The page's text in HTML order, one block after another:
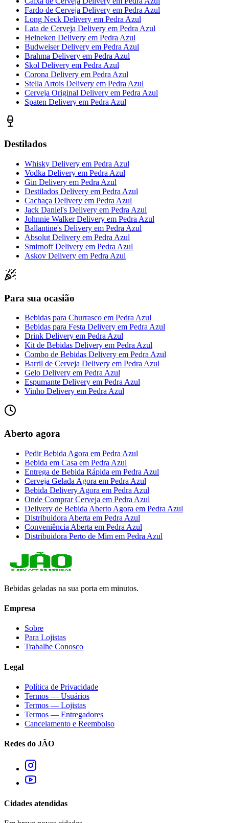
Fardo de Cerveja Delivery em Pedra Azul
Long Neck Delivery em Pedra Azul
Lata de Cerveja Delivery em Pedra Azul
Heineken Delivery em Pedra Azul
Budweiser Delivery em Pedra Azul
Brahma Delivery em Pedra Azul
Skol Delivery em Pedra Azul
Corona Delivery em Pedra Azul
Stella Artois Delivery em Pedra Azul
Cerveja Original Delivery em Pedra Azul
Spaten Delivery em Pedra Azul
Destilados
Whisky Delivery em Pedra Azul
Vodka Delivery em Pedra Azul
Gin Delivery em Pedra Azul
Destilados Delivery em Pedra Azul
Cachaça Delivery em Pedra Azul
Jack Daniel's Delivery em Pedra Azul
Johnnie Walker Delivery em Pedra Azul
Ballantine's Delivery em Pedra Azul
Absolut Delivery em Pedra Azul
Smirnoff Delivery em Pedra Azul
Askov Delivery em Pedra Azul
Para sua ocasião
Bebidas para Churrasco em Pedra Azul
Bebidas para Festa Delivery em Pedra Azul
Drink Delivery em Pedra Azul
Kit de Bebidas Delivery em Pedra Azul
Combo de Bebidas Delivery em Pedra Azul
Barril de Cerveja Delivery em Pedra Azul
Gelo Delivery em Pedra Azul
Espumante Delivery em Pedra Azul
Vinho Delivery em Pedra Azul
Aberto agora
Pedir Bebida Agora em Pedra Azul
Bebida em Casa em Pedra Azul
Entrega de Bebida Rápida em Pedra Azul
Cerveja Gelada Agora em Pedra Azul
Bebida Delivery Agora em Pedra Azul
Onde Comprar Cerveja em Pedra Azul
Delivery de Bebida Aberto Agora em Pedra Azul
Distribuidora Aberta em Pedra Azul
Conveniência Aberta em Pedra Azul
Distribuidora Perto de Mim em Pedra Azul
Bebidas geladas na sua porta em minutos.
Empresa
Sobre
Para Lojistas
Trabalhe Conosco
Legal
Política de Privacidade
Termos — Usuários
Termos — Lojistas
Termos — Entregadores
Cancelamento e Reembolso
Redes do JÃO
Cidades atendidas